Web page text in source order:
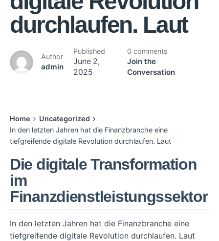
durchlaufen. Laut
Author
admin
Published
June 2,
2025
0 comments
Join the
Conversation
Home
Uncategorized
In den letzten Jahren hat die Finanzbranche eine
tiefgreifende digitale Revolution durchlaufen. Laut
Die digitale Transformation
im
Finanzdienstleistungssektor
In den letzten Jahren hat die Finanzbranche eine
tiefgreifende digitale Revolution durchlaufen. Laut